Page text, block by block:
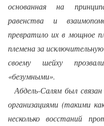
основанная на
равенства и
превратило их в мощное
племена за
своему шейху
«безумными».
Абдель-Салям был
организациями (такими
несколько восстаний